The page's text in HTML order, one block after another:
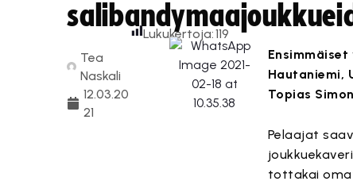
Tea
Naskali
12.03.20
21
Lukukertoja:119
Hautaniemi,
Topias
Pelaajat
tottakai